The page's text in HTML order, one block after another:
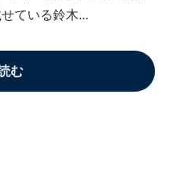
ている鈴木...
む